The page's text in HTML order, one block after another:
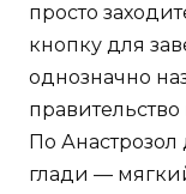
просто
кнопку для
однозначно
правительство
По
глади —